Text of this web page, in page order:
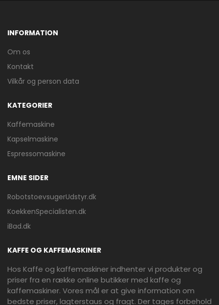
INFORMATION
Om os
Kontakt
Vilkår og person data
KATEGORIER
Kaffemaskine
Kapselmaskine
Espressomaskine
EMNE SIDER
RobotstoevsugerUdstyr.dk
KoekkenSpecialisten.dk
iBad.dk
KAFFE OG KAFFEMASKINER
Hos Kaffe og kaffemaskiner indhenter vi produkter og
priser fra en række online butikker med kaffe og
kaffemaskiner. Vores mål er at give information om
bedste priser, lagterstaus og fragt. Der tages forbehold